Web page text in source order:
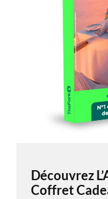
Découvrez
Coffret